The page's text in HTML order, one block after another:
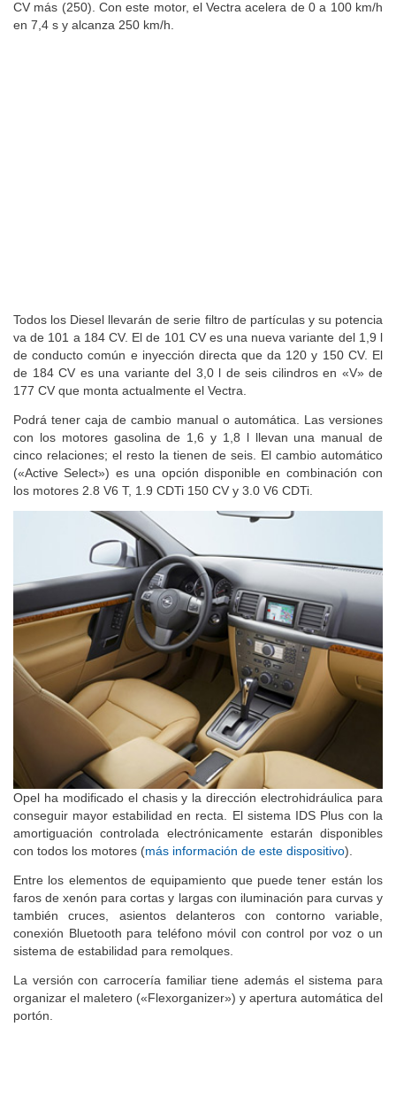
CV más (250). Con este motor, el Vectra acelera de 0 a 100 km/h
en 7,4 s y alcanza 250 km/h.
Todos los Diesel llevarán de serie filtro de partículas y su potencia
va de 101 a 184 CV. El de 101 CV es una nueva variante del 1,9 l
de conducto común e inyección directa que da 120 y 150 CV. El
de 184 CV es una variante del 3,0 l de seis cilindros en «V» de
177 CV que monta actualmente el Vectra.
Podrá tener caja de cambio manual o automática. Las versiones
con los motores gasolina de 1,6 y 1,8 l llevan una manual de
cinco relaciones; el resto la tienen de seis. El cambio automático
(«Active Select») es una opción disponible en combinación con
los motores 2.8 V6 T, 1.9 CDTi 150 CV y 3.0 V6 CDTi.
Opel ha modificado el chasis y la dirección electrohidráulica para
conseguir mayor estabilidad en recta. El sistema IDS Plus con la
amortiguación controlada electrónicamente estarán disponibles
con todos los motores (más información de este dispositivo).
Entre los elementos de equipamiento que puede tener están los
faros de xenón para cortas y largas con iluminación para curvas y
también cruces, asientos delanteros con contorno variable,
conexión Bluetooth para teléfono móvil con control por voz o un
sistema de estabilidad para remolques.
La versión con carrocería familiar tiene además el sistema para
organizar el maletero («Flexorganizer») y apertura automática del
portón.